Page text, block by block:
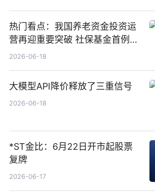
热门看点：我国养老资金投资运
营再迎重要突破 社保基金首例期
货账户完成开立
2026-06-18
大模型API降价释放了三重信号
2026-06-18
*ST金比：6月22日开市起股票
复牌
2026-06-17